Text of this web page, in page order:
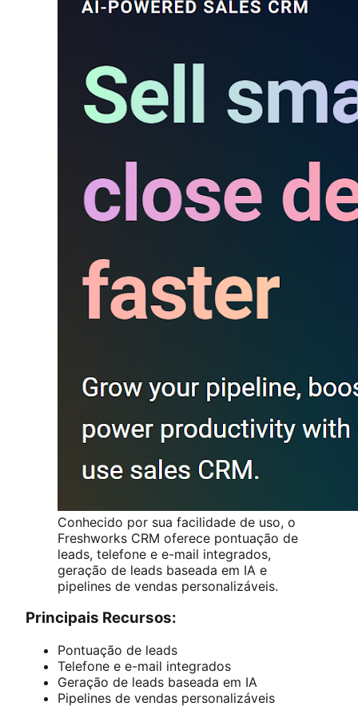
Conhecido por sua facilidade de uso, o
Freshworks CRM oferece pontuação de
leads, telefone e e-mail integrados,
geração de leads baseada em IA e
pipelines de vendas personalizáveis.
Principais Recursos:
Pontuação de leads
Telefone e e-mail integrados
Geração de leads baseada em IA
Pipelines de vendas personalizáveis